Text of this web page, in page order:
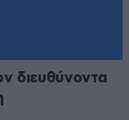
διευθύνοντα